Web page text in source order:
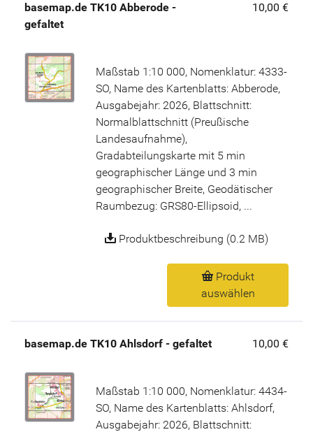
basemap.de TK10 Abberode -
gefaltet
10,00 €
Maßstab 1:10 000, Nomenklatur: 4333-
SO, Name des Kartenblatts: Abberode,
Ausgabejahr: 2026, Blattschnitt:
Normalblattschnitt (Preußische
Landesaufnahme),
Gradabteilungskarte mit 5 min
geographischer Länge und 3 min
geographischer Breite, Geodätischer
Raumbezug: GRS80-Ellipsoid, ...
Produktbeschreibung (0.2 MB)
Produkt
auswählen
basemap.de TK10 Ahlsdorf - gefaltet 10,00 €
Maßstab 1:10 000, Nomenklatur: 4434-
SO, Name des Kartenblatts: Ahlsdorf,
Ausgabejahr: 2026, Blattschnitt: